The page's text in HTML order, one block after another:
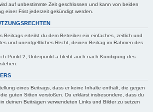
auf unbestimmte Zeit geschlossen und kann von beiden
einer Frist jederzeit gekündigt werden.
Beitrags erteilst du dem Betreiber ein einfaches, zeitlich und
und unentgeltliches Recht, deinen Beitrag im Rahmen des
Punkt 2, Unterpunkt a bleibt auch nach Kündigung des
eines Beitrags, dass er keine Inhalte enthält, die gegen
guten Sitten verstoßen. Du erklärst insbesondere, dass du
deinen Beiträgen verwendeten Links und Bilder zu setzen